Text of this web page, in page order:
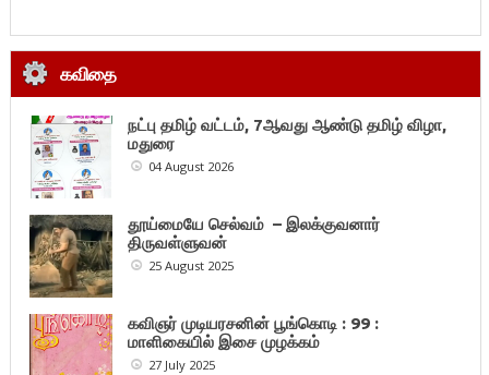
கவிதை
நட்பு தமிழ் வட்டம், 7ஆவது ஆண்டு தமிழ் விழா,
மதுரை
04 August 2026
தூய்மையே செல்வம் – இலக்குவனார்
திருவள்ளுவன்
25 August 2025
கவிஞர் முடியரசனின் பூங்கொடி : 99 :
மாளிகையில் இசை முழக்கம்
27 July 2025